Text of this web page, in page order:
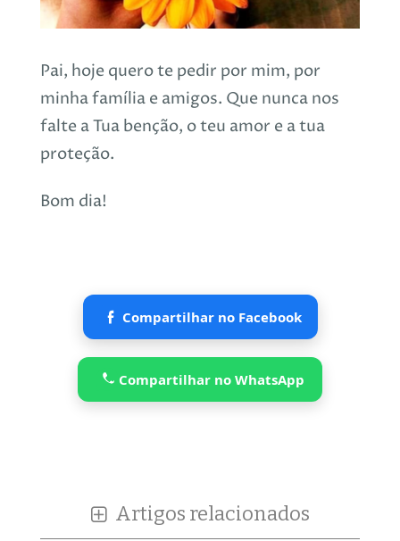
Pai, hoje quero te pedir por mim, por
minha família e amigos. Que nunca nos
falte a Tua benção, o teu amor e a tua
proteção.
Bom dia!
Compartilhar no Facebook
Compartilhar no WhatsApp
Artigos relacionados